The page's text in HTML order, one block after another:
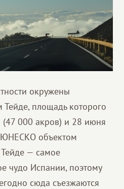
окружены
площадь которого
(47 000 акров) и 28 июня
ЮНЕСКО объектом
— самое
чудо Испании, поэтому
сюда съезжаются